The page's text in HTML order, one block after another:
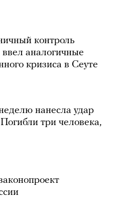
контроль
аналогичные
кризиса в Сеуте
нанесла удар
три человека,